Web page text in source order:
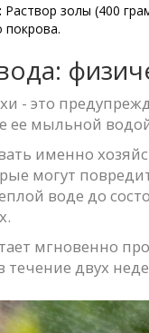
Раствор золы (400
покрова.
- это
ее мыльной
именно
могут
воде до
мгновенно
двух